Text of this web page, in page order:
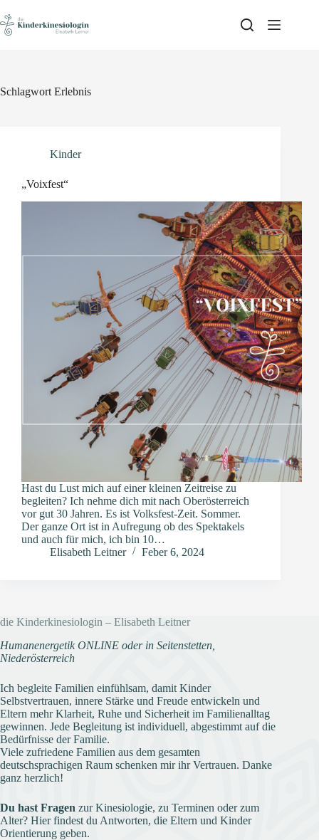
to
content
Schlagwort Erlebnis
Kinder
„Voixfest“
Hast du Lust mich auf einer kleinen Zeitreise zu
begleiten? Ich nehme dich mit nach Oberösterreich
vor gut 30 Jahren. Es ist Volksfest-Zeit. Sommer.
Der ganze Ort ist in Aufregung ob des Spektakels
und auch für mich, ich bin 10…
Elisabeth Leitner
Feber 6, 2024
die Kinderkinesiologin – Elisabeth Leitner
Humanenergetik ONLINE oder in Seitenstetten,
Niederösterreich
Ich begleite Familien einfühlsam, damit Kinder
Selbstvertrauen, innere Stärke und Freude entwickeln und
Eltern mehr Klarheit, Ruhe und Sicherheit im Familienalltag
gewinnen. Jede Begleitung ist individuell, abgestimmt auf die
Bedürfnisse der Familie.
Viele zufriedene Familien aus dem gesamten
deutschsprachigen Raum schenken mir ihr Vertrauen. Danke
ganz herzlich!
Du hast Fragen zur Kinesiologie, zu Terminen oder zum
Alter? Hier findest du Antworten, die Eltern und Kinder
Orientierung geben.